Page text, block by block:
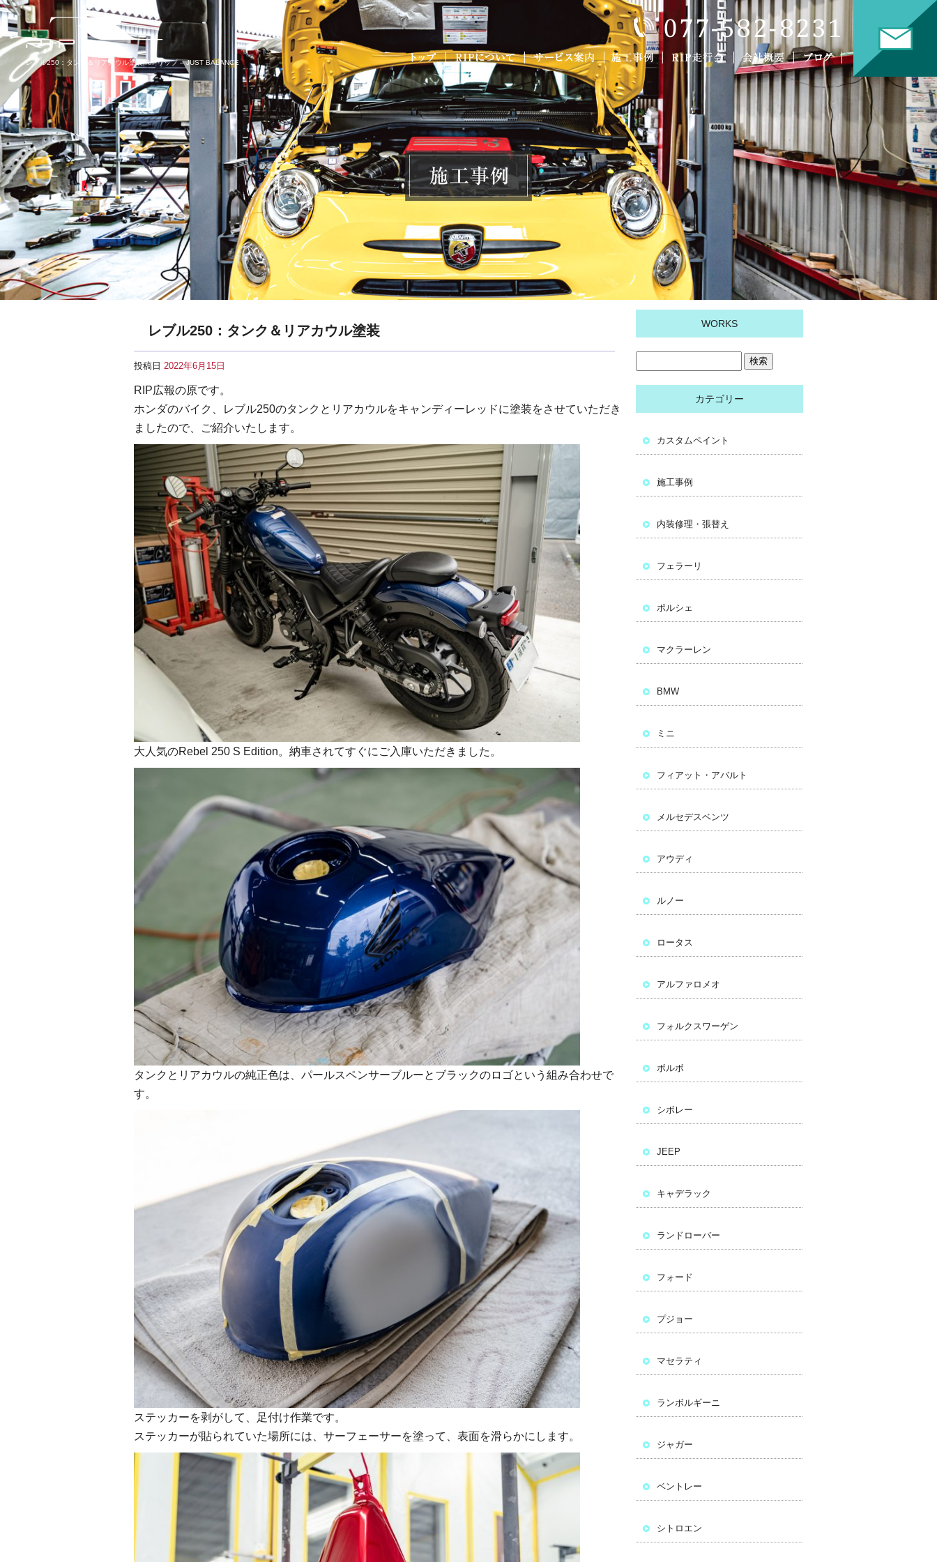
レブル250：タンク＆リアカウル塗装|RIPリップ – JUST BALANCE
レブル250：タンク＆リアカウル塗装
投稿日 2022年6月15日
RIP広報の原です。
ホンダのバイク、レブル250のタンクとリアカウルをキャンディーレッドに塗装をさせていただき
ましたので、ご紹介いたします。
大人気のRebel 250 S Edition。納車されてすぐにご入庫いただきました。
タンクとリアカウルの純正色は、パールスペンサーブルーとブラックのロゴという組み合わせで
す。
ステッカーを剥がして、足付け作業です。
ステッカーが貼られていた場所には、サーフェーサーを塗って、表面を滑らかにします。
WORKS
カテゴリー
カスタムペイント
施工事例
内装修理・張替え
フェラーリ
ポルシェ
マクラーレン
BMW
ミニ
フィアット・アバルト
メルセデスベンツ
アウディ
ルノー
ロータス
アルファロメオ
フォルクスワーゲン
ボルボ
シボレー
JEEP
キャデラック
ランドローバー
フォード
プジョー
マセラティ
ランボルギーニ
ジャガー
ベントレー
シトロエン